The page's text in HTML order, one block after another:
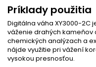
Príklady použitia
Digitálna váha XY3000-2C
váženie drahých kameňov
chemických analýzach a
nájde využitie pri vážení
vysokou presnosťou.